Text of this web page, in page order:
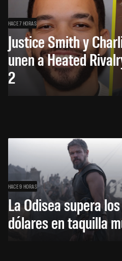
HACE 7 HORAS
Justice Smith y
unen a Heated
2
HACE 9 HORAS
La Odisea supera
dólares en taquilla